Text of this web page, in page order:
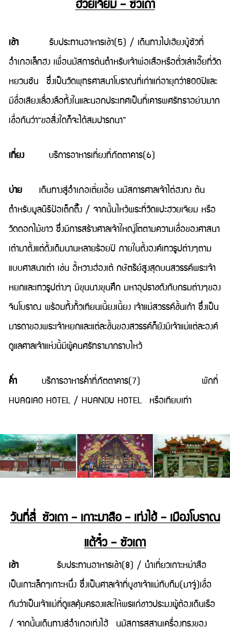
ฮวยเจียม – ซัวเถา
เช้ารับประทานอาหารเช้า(5) / เดินทางไปเฮียงบู้ซัวที่
อำเภอเล็กฮง เพื่อนมัสการต้นตำหรับเจ้าพ่อเสือหรือตั่วเล่าเอี๊ยที่วัด
หยวนซัน ซึ่งเป็นวัดพุทธศาสนาโบราณที่เก่าแก่อายุกว่า800ปีและ
มีชื่อเสียงเลื่องลือทั้งในและนอกประเทศเป็นที่เคารพศรัทธาอย่างมาก
เชื่อกันว่า“ขอสิ่งใดก็จะได้สมปารถนา”
เที่ยงบริการอาหารเที่ยงที่ภัตตาคาร(6)
บ่าย
เดินทางสู่อำเภอเตี่ยเอี้ย นมัสการศาลเจ้าไต่ฮงกง ต้น
ตำหรับมูลนิธิป้อเต็กตึ๊ง / จากนั้นไหว้พระที่วัดแปะฮวยเจียม หรือ
วัดดอกไม้ขาว ซึ่งมีการสร้างศาลเจ้าใหญ่โตตามความเชื่อของศาสนา
เต๋ามาตั้งแต่ดั้งเดิมนานหลายร้อยปี ภายในตั้งองค์เทวรูปต่างๆตาม
แบบศาสนาเต๋า เช่น อี้หวางฮ่องเต้ กษัตริย์สูงสุดบนสวรรค์พระเจ้า
หยกและเทวรูปต่างๆ มีขุนนางขุนศึก มหาอุปราชดังกับกรมต่างๆของ
จีนโบราณ พร้อมทั้งกิ้วเทียนเนี้ยงเนี้ยง เจ้าแม่สวรรค์ชั้นเก้า ซึ่งเป็น
มารดาของพระเจ้าหยกและแต่ละชั้นของสวรรค์ก็ยังมีเจ้าแม่แต่ละองค์
ดูแลศาลเจ้าแห่งนี้มีผู้คนศรัทธามากราบไหว้
ค่ำบริการอาหารค่ำที่ภัตตาคาร(7) พักที่
HUAQIAO HOTEL / HUANDU HOTEL หรือเทียบเท่า
วันที่สี่ ซัวเถา – เกาะมาสือ – เท่งไฮ้ – เมืองโบราณ
แต้จิ๋ว – ซัวเถา
เช้ารับประทานอาหารเช้า(8) / นำเที่ยวเกาะหม่าสือ
เป็นเกาะเล็กๆเกาะหนึ่ง ซึ่งเป็นศาลเจ้าที่บูชาเจ้าแม่ทับทิม(มาจู่)เชื่อ
กันว่าเป็นเจ้าแม่ที่ดูแลคุ้มครองและให้พรแก่ชาวประมงผู้ต้องเดินเรือ
/ จากนั้นเดินทางสู่อำเภอเท่งไฮ้ นมัสการสุสานเครื่องทรงของ